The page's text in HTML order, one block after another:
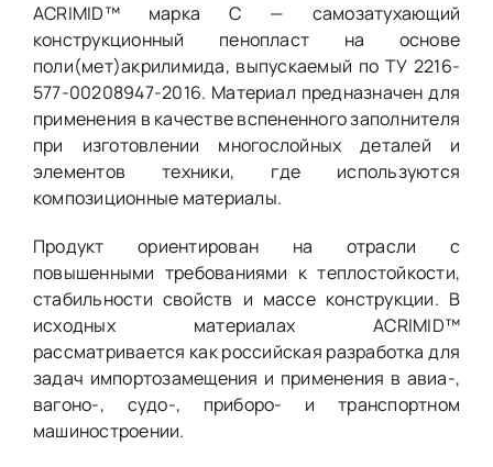
ACRIMID™ марка С — самозатухающий
конструкционный пенопласт на основе
поли(мет)акрилимида, выпускаемый по ТУ 2216-
577-00208947-2016. Материал предназначен для
применения в качестве вспененного заполнителя
при изготовлении многослойных деталей и
элементов техники, где используются
композиционные материалы.
Продукт ориентирован на отрасли с
повышенными требованиями к теплостойкости,
стабильности свойств и массе конструкции. В
исходных материалах ACRIMID™
рассматривается как российская разработка для
задач импортозамещения и применения в авиа-,
вагоно-, судо-, приборо- и транспортном
машиностроении.